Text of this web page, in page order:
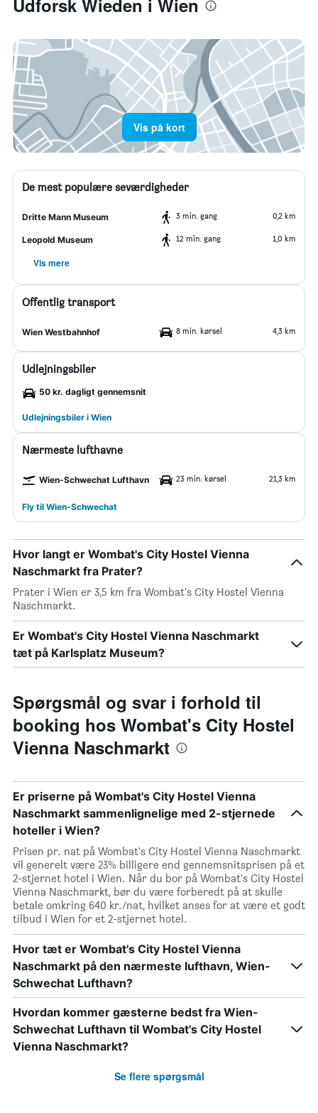
Udforsk Wieden i Wien
Vis på kort
De mest populære seværdigheder
Dritte Mann Museum 3 min. gang 0,2 km
Leopold Museum 12 min. gang 1,0 km
Vis mere
Offentlig transport
Wien Westbahnhof 8 min. kørsel 4,3 km
Udlejningsbiler
50 kr. dagligt gennemsnit
Udlejningsbiler i Wien
Nærmeste lufthavne
Wien-Schwechat Lufthavn 23 min. kørsel 21,3 km
Fly til Wien-Schwechat
Hvor langt er Wombat's City Hostel Vienna
Naschmarkt fra Prater?
Prater i Wien er 3,5 km fra Wombat's City Hostel Vienna
Naschmarkt.
Er Wombat's City Hostel Vienna Naschmarkt
tæt på Karlsplatz Museum?
Spørgsmål og svar i forhold til
booking hos Wombat's City Hostel
Vienna Naschmarkt
Er priserne på Wombat's City Hostel Vienna
Naschmarkt sammenlignelige med 2-stjernede
hoteller i Wien?
Prisen pr. nat på Wombat's City Hostel Vienna Naschmarkt
vil generelt være 23% billigere end gennemsnitsprisen på et
2-stjernet hotel i Wien. Når du bor på Wombat's City Hostel
Vienna Naschmarkt, bør du være forberedt på at skulle
betale omkring 640 kr./nat, hvilket anses for at være et godt
tilbud i Wien for et 2-stjernet hotel.
Hvor tæt er Wombat's City Hostel Vienna
Naschmarkt på den nærmeste lufthavn, Wien-
Schwechat Lufthavn?
Hvordan kommer gæsterne bedst fra Wien-
Schwechat Lufthavn til Wombat's City Hostel
Vienna Naschmarkt?
Se flere spørgsmål